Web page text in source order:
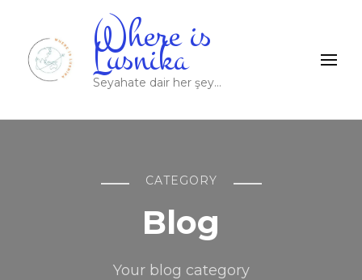
Where is
Lusnika
Seyahate dair her şey…
CATEGORY
Blog
Your blog category